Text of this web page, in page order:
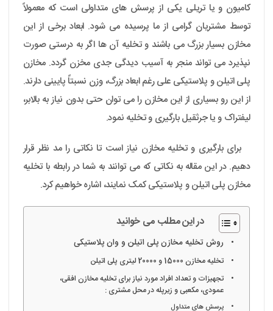
کامیون و یا تریلی یکی از پرسش های متداولی است که معمولاً
توسط مشتریان گرامی از ما پرسیده می شود. ابعاد برخی از این
مخازن بسیار بزرگ می باشند و تخلیه آن ها اگر به درستی صورت
نپذیرد می تواند منجر به آسیب دیدگی جدی مخزن گردد. مخازن
پلی اتیلن و پلاستیکی علی رغم ابعاد بزرگ، وزن نسبتاً پایینی دارند.
از این رو بسیاری از این مخازن را می توان حتی بدون نیاز به بالابر،
لیفتراک و یا جرثقیل بارگیری و تخلیه نمود.
برای بارگیری و تخلیه مخازن نیاز است تا نکاتی را مد نظر قرار
دهیم. در این مقاله به نکاتی که می توانند به شما در رابطه با تخلیه
مخازن پلی اتیلن و پلاستیکی کمک نمایند، اشاره خواهیم کرد.
در این مطلب می خوانید
روش تخلیه مخازن پلی اتیلن و وان پلاستیکی
تخلیه مخازن 15000 و 20000 لیتری پلی اتیلن
تجهیزات و تعداد افراد مورد نیاز برای تخلیه مخازن افقی،
عمودی، مکعبی و زیرپله در محل مشتری :
پرسش های متداول